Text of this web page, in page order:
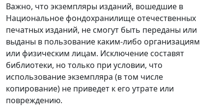
Важно, что экземпляры изданий, вошедшие в
Национальное фондохранилище отечественных
печатных изданий, не смогут быть переданы или
выданы в пользование каким-либо организациям
или физическим лицам. Исключение составят
библиотеки, но только при условии, что
использование экземпляра (в том числе
копирование) не приведет к его утрате или
повреждению.